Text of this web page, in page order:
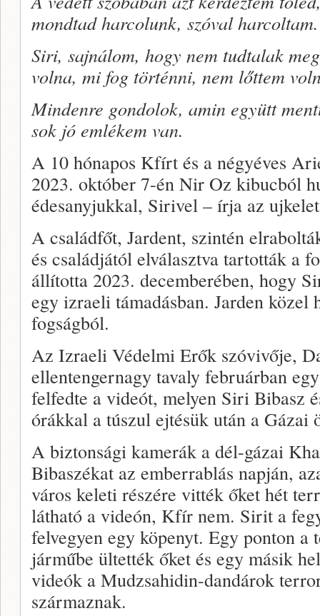
mondtad harcolunk, szóval harcoltam.
Siri, sajnálom, hogy nem tudtalak
volna, mi fog történni, nem lőttem
Mindenre gondolok, amin együtt
sok jó emlékem van.
A 10 hónapos Kfírt és a négyéves
2023. október 7-én Nir Oz kibucból
édesanyjukkal, Sirivel – írja az
A családfőt, Jardent, szintén
és családjától elválasztva tartották a
állította 2023. decemberében, hogy
egy izraeli támadásban. Jarden közel
fogságból.
Az Izraeli Védelmi Erők szóvivője,
ellentengernagy tavaly februárban
felfedte a videót, melyen Siri Bibasz
órákkal a túszul ejtésük után a Gázai
A biztonsági kamerák a dél-gázai
Bibaszékat az emberrablás napján,
város keleti részére vitték őket hét
látható a videón, Kfír nem. Sirit a
felvegyen egy köpenyt. Egy ponton a
járműbe ültették őket és egy másik
videók a Mudzsahidin-dandárok
származnak.